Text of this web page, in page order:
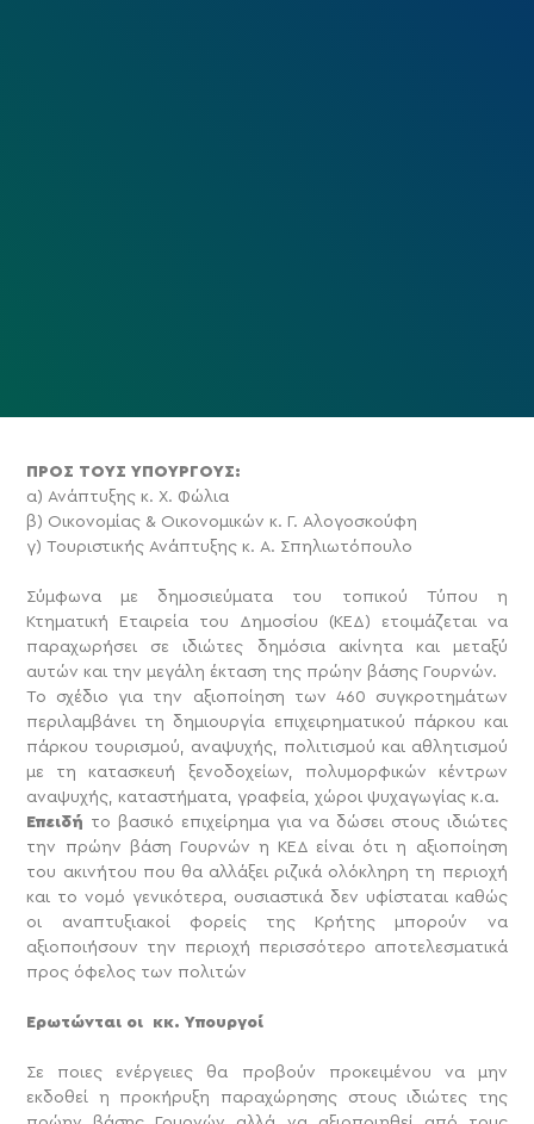
ΠΡΟΣ ΤΟΥΣ ΥΠΟΥΡΓΟΥΣ:
α) Ανάπτυξης κ. Χ. Φώλια
β) Οικονομίας & Οικονομικών κ. Γ. Αλογοσκούφη
γ) Τουριστικής Ανάπτυξης κ. Α. Σπηλιωτόπουλο
Σύμφωνα με δημοσιεύματα του τοπικού Τύπου η
Κτηματική Εταιρεία του Δημοσίου (ΚΕΔ) ετοιμάζεται να
παραχωρήσει σε ιδιώτες δημόσια ακίνητα και μεταξύ
αυτών και την μεγάλη έκταση της πρώην βάσης Γουρνών.
Το σχέδιο για την αξιοποίηση των 460 συγκροτημάτων
περιλαμβάνει τη δημιουργία επιχειρηματικού πάρκου και
πάρκου τουρισμού, αναψυχής, πολιτισμού και αθλητισμού
με τη κατασκευή ξενοδοχείων, πολυμορφικών κέντρων
αναψυχής, καταστήματα, γραφεία, χώροι ψυχαγωγίας κ.α.
Επειδή το βασικό επιχείρημα για να δώσει στους ιδιώτες
την πρώην βάση Γουρνών η ΚΕΔ είναι ότι η αξιοποίηση
του ακινήτου που θα αλλάξει ριζικά ολόκληρη τη περιοχή
και το νομό γενικότερα, ουσιαστικά δεν υφίσταται καθώς
οι αναπτυξιακοί φορείς της Κρήτης μπορούν να
αξιοποιήσουν την περιοχή περισσότερο αποτελεσματικά
προς όφελος των πολιτών
Ερωτώνται οι κκ. Υπουργοί
Σε ποιες ενέργειες θα προβούν προκειμένου να μην
εκδοθεί η προκήρυξη παραχώρησης στους ιδιώτες της